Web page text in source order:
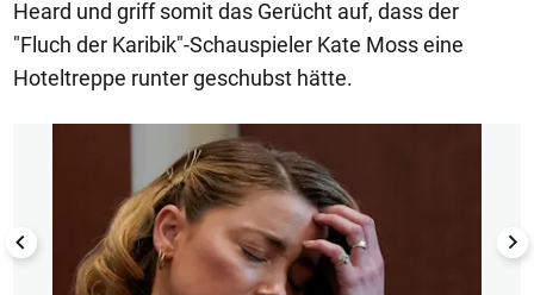
Heard und griff somit das Gerücht auf, dass der
"Fluch der Karibik"-Schauspieler Kate Moss eine
Hoteltreppe runter geschubst hätte.
1/5